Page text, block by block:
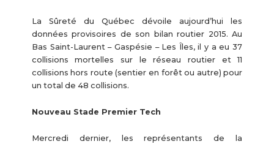
La Sûreté du Québec dévoile aujourd’hui les
données provisoires de son bilan routier 2015. Au
Bas Saint-Laurent – Gaspésie – Les Îles, il y a eu 37
collisions mortelles sur le réseau routier et 11
collisions hors route (sentier en forêt ou autre) pour
un total de 48 collisions.
Nouveau Stade Premier Tech
Mercredi dernier, les représentants de la